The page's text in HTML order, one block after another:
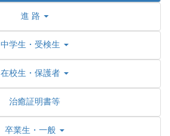
進 路
中学生・受検生
在校生・保護者
治癒証明書等
卒業生・一般